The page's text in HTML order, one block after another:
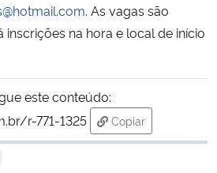
As vagas são
inscrições na hora e local de início
este conteúdo:
r-771-1325
Copiar
para área de